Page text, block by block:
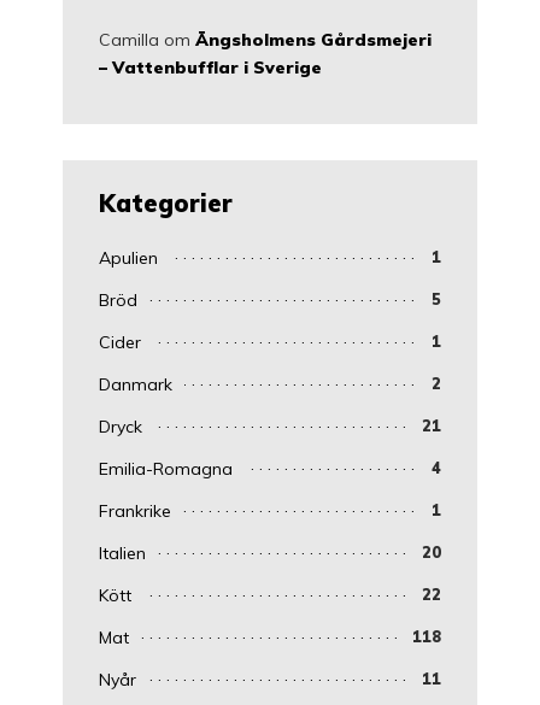
Camilla om Ängsholmens Gårdsmejeri
– Vattenbufflar i Sverige
Kategorier
Apulien 1
Bröd 5
Cider 1
Danmark 2
Dryck 21
Emilia-Romagna 4
Frankrike 1
Italien 20
Kött 22
Mat 118
Nyår 11